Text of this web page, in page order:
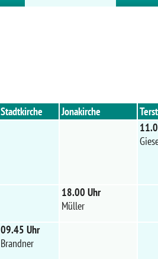
Stadtkirche Jonakirche
18.00 Uhr
Müller
09.45 Uhr
Brandner